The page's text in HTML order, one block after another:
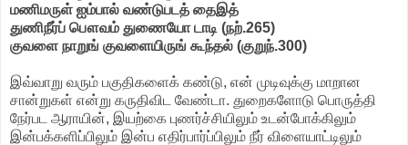
மணிமருள் ஐம்பால் வண்டுபடத் தைஇத்
துணிநீர்ப் பௌவம் துணையோ டாடி (நற்.265)
குவளை நாறுங் குவளையிருங் கூந்தல் (குறுந்.300)
இவ்வாறு வரும் பகுதிகளைக் கண்டு, என் முடிவுக்கு மாறான
சான்றுகள் என்று கருதிவிட வேண்டா. துறைகளோடு பொருத்தி
நேர்பட ஆராயின், இயற்கை புணர்ச்சியிலும் உடன்போக்கிலும்
இன்பக்களிப்பிலும் இன்ப எதிர்பார்ப்பிலும் நீர் விளையாட்டிலும்